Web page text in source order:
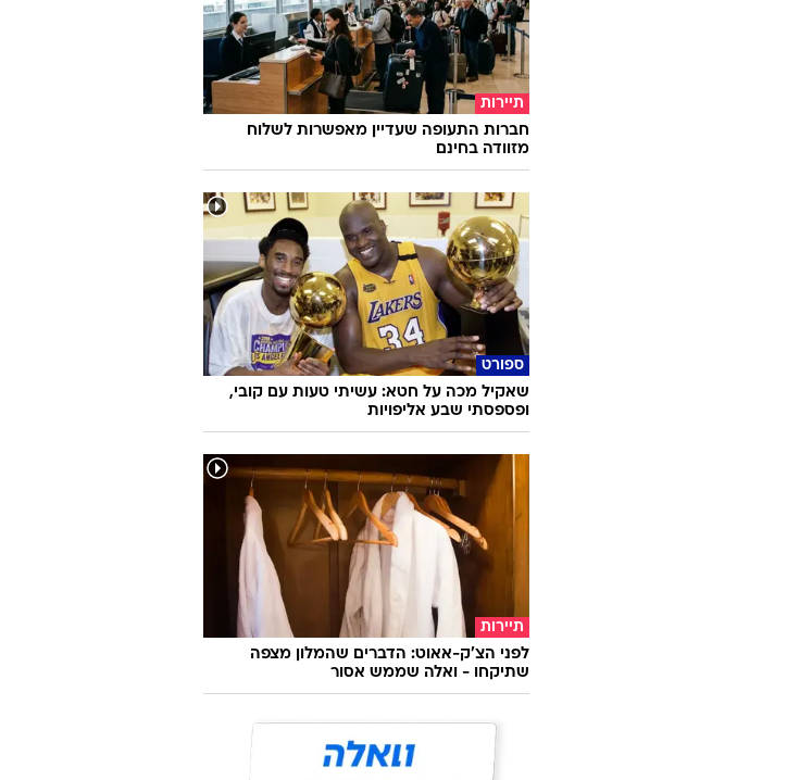
תיירות
חברות התעופה שעדיין מאפשרות לשלוח
מזוודה בחינם
ספורט
שאקיל מכה על חטא: עשיתי טעות עם קובי,
ופספסתי שבע אליפויות
תיירות
לפני הצ'ק-אאוט: הדברים שהמלון מצפה
שתיקחו - ואלה שממש אסור